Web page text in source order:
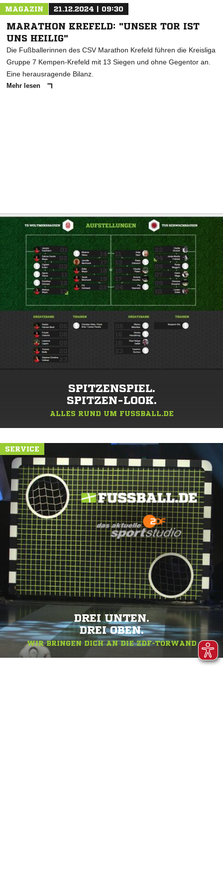
MAGAZIN 21.12.2024 | 09:30
MARATHON KREFELD: "UNSER TOR IST
UNS HEILIG"
Die Fußballerinnen des CSV Marathon Krefeld führen die Kreisliga
Gruppe 7 Kempen-Krefeld mit 13 Siegen und ohne Gegentor an.
Eine herausragende Bilanz.
Mehr lesen
SPITZENSPIEL.
SPITZEN-LOOK.
ALLES RUND UM FUSSBALL.DE
SERVICE
DREI UNTEN.
DREI OBEN.
WIR BRINGEN DICH AN DIE ZDF-TORWAND